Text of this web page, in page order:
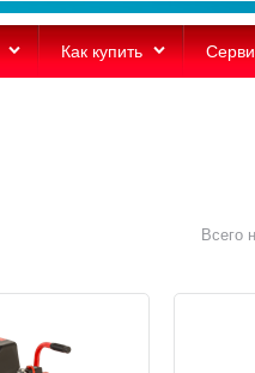
Как купить
Всего